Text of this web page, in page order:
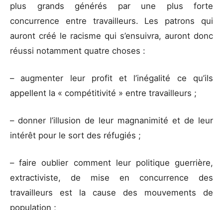
plus grands générés par une plus forte
concurrence entre travailleurs. Les patrons qui
auront créé le racisme qui s’ensuivra, auront donc
réussi notamment quatre choses :
– augmenter leur profit et l’inégalité ce qu’ils
appellent la « compétitivité » entre travailleurs ;
– donner l’illusion de leur magnanimité et de leur
intérêt pour le sort des réfugiés ;
– faire oublier comment leur politique guerrière,
extractiviste, de mise en concurrence des
travailleurs est la cause des mouvements de
population ;